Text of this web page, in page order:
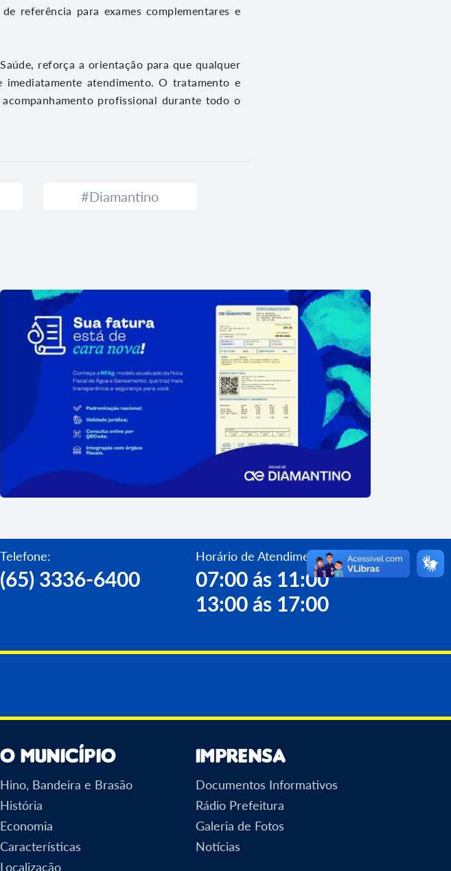
referência para exames complementares e
reforça a orientação para que qualquer
atendimento. O tratamento e
profissional durante todo o
#Diamantino
Águas de Diamantino adota novo modelo de fatura com
Telefone:
(65) 3336-6400
Horário de Atendimento:
07:00 ás 11:00
13:00 ás 17:00
O Município
Hino, Bandeira e Brasão
História
Economia
Características
Localização
Imprensa
Documentos Informativos
Rádio Prefeitura
Galeria de Fotos
Notícias